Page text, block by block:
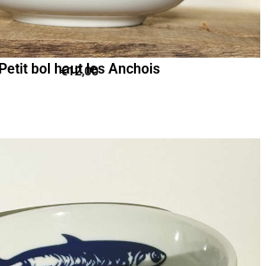
Petit bol haut les Anchois
€12,00